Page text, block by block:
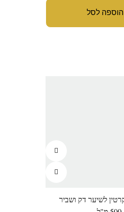
הוספה לסל
לשיער דק ושביר